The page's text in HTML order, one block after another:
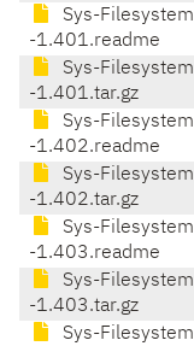
Sys-Filesystem
-1.401.readme
Sys-Filesystem
-1.401.tar.gz
Sys-Filesystem
-1.402.readme
Sys-Filesystem
-1.402.tar.gz
Sys-Filesystem
-1.403.readme
Sys-Filesystem
-1.403.tar.gz
Sys-Filesystem